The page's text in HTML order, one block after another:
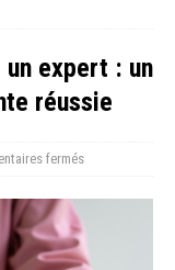
expert : un
réussie
fermés